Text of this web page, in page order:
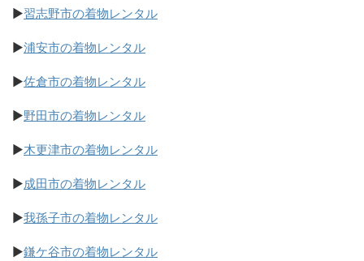
▶習志野市の着物レンタル
▶浦安市の着物レンタル
▶佐倉市の着物レンタル
▶野田市の着物レンタル
▶木更津市の着物レンタル
▶成田市の着物レンタル
▶我孫子市の着物レンタル
▶鎌ケ谷市の着物レンタル